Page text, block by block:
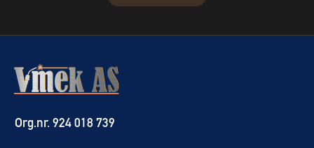
Org.nr. 924 018 739